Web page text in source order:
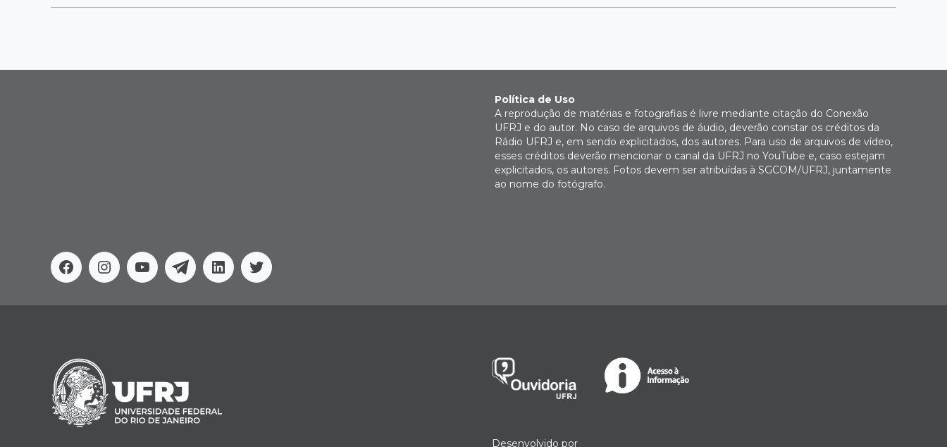
FacebookInstagram
YoutubeTelegramLinkedinTwitter
Política de Uso
A reprodução de matérias e fotografias é livre mediante citação do Conexão
UFRJ e do autor. No caso de arquivos de áudio, deverão constar os créditos da
Rádio UFRJ e, em sendo explicitados, dos autores. Para uso de arquivos de vídeo,
esses créditos deverão mencionar o canal da UFRJ no YouTube e, caso estejam
explicitados, os autores. Fotos devem ser atribuídas à SGCOM/UFRJ, juntamente
ao nome do fotógrafo.
Desenvolvido por